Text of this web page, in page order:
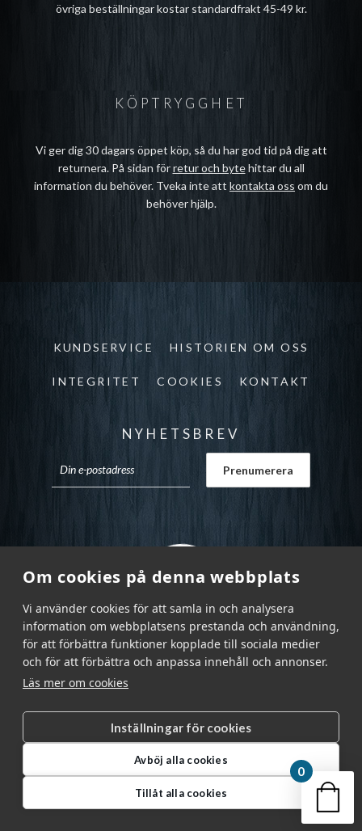
Om cookies på denna webbplats
Vi använder cookies för att samla in och analysera
information om webbplatsens prestanda och användning,
för att förbättra funktioner kopplade till sociala medier
och för att förbättra och anpassa innehåll och annonser.
Läs mer om cookies
Inställningar för cookies
Avböj alla cookies
Tillåt alla cookies
övriga beställningar kostar standardfrakt 45-49 kr.
KÖPTRYGGHET
Vi ger dig 30 dagars öppet köp, så du har god tid på dig att
returnera. På sidan förretur och bytehittar du all
information du behöver. Tveka inte att kontakta oss om du
behöver hjälp.
KUNDSERVICE HISTORIEN OM OSS
INTEGRITET COOKIES KONTAKT
NYHETSBREV
Garnr Sverige AB © 2026 |
info@garnr.se
|
031 - 92 94 92
Din
0